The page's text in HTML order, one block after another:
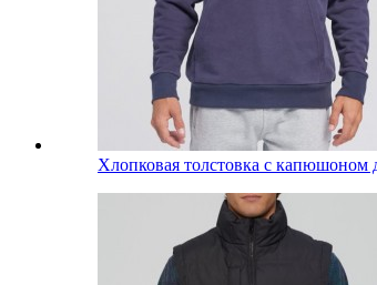
Хлопковая толстовка с капюшоном